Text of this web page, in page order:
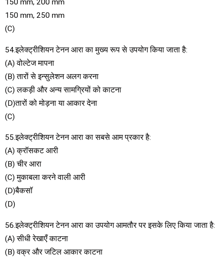
150 mm, 200 mm
150 mm, 250 mm
(C)
54.इलेक्ट्रीशियन टेनन आरा का मुख्य रूप से उपयोग किया जाता है:
(A) वोल्टेज मापना
(B) तारों से इन्सुलेशन अलग करना
(C) लकड़ी और अन्य सामग्रियों को काटना
(D)तारों को मोड़ना या आकार देना
(C)
55.इलेक्ट्रीशियन टेनन आरा का सबसे आम प्रकार है:
(A) क्रॉसकट आरी
(B) चीर आरा
(C) मुकाबला करने वाली आरी
(D)बैकसॉ
(D)
56.इलेक्ट्रीशियन टेनन आरा का उपयोग आमतौर पर इसके लिए किया जाता है:
(A) सीधी रेखाएँ काटना
(B) वक्र और जटिल आकार काटना